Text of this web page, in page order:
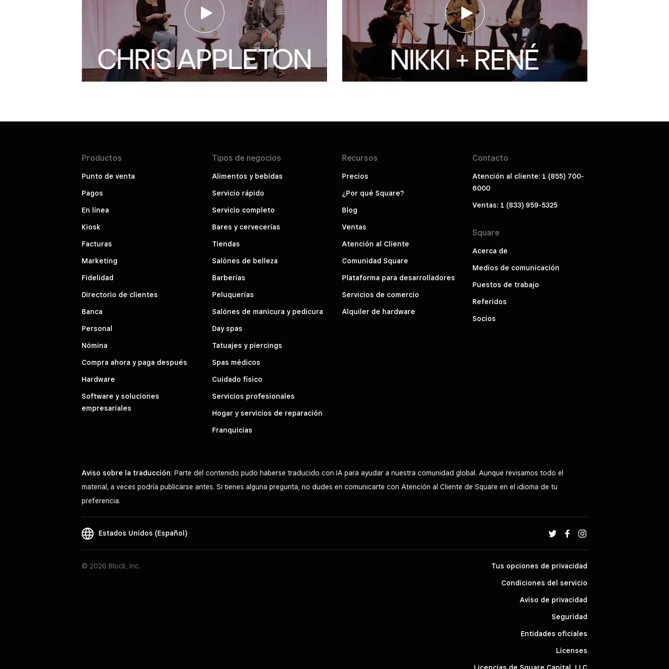
Productos
Punto de venta
Pagos
En línea
Kiosk
Facturas
Marketing
Fidelidad
Directorio de clientes
Banca
Personal
Nómina
Compra ahora y paga después
Hardware
Software y soluciones
empresariales
Tipos de negocios
Alimentos y bebidas
Servicio rápido
Servicio completo
Bares y cervecerías
Tiendas
Salónes de belleza
Barberías
Peluquerías
Salónes de manicura y pedicura
Day spas
Tatuajes y piercings
Spas médicos
Cuidado físico
Servicios profesionales
Hogar y servicios de reparación
Franquicias
Recursos
Precios
¿Por qué Square?
Blog
Ventas
Atención al Cliente
Comunidad Square
Plataforma para desarrolladores
Servicios de comercio
Alquiler de hardware
Contacto
Atención al cliente: 1 (855) 700-
6000
Ventas: 1 (833) 959-5325
Square
Acerca de
Medios de comunicación
Puestos de trabajo
Referidos
Socios
Aviso sobre la traducción: Parte del contenido pudo haberse traducido con IA para ayudar a nuestra comunidad global. Aunque revisamos todo el
material, a veces podría publicarse antes. Si tienes alguna pregunta, no dudes en comunicarte con Atención al Cliente de Square en el idioma de tu
preferencia.
Estados Unidos (Español)
© 2026 Block, Inc. Tus opciones de privacidad
Condiciones del servicio
Aviso de privacidad
Seguridad
Entidades oficiales
Licenses